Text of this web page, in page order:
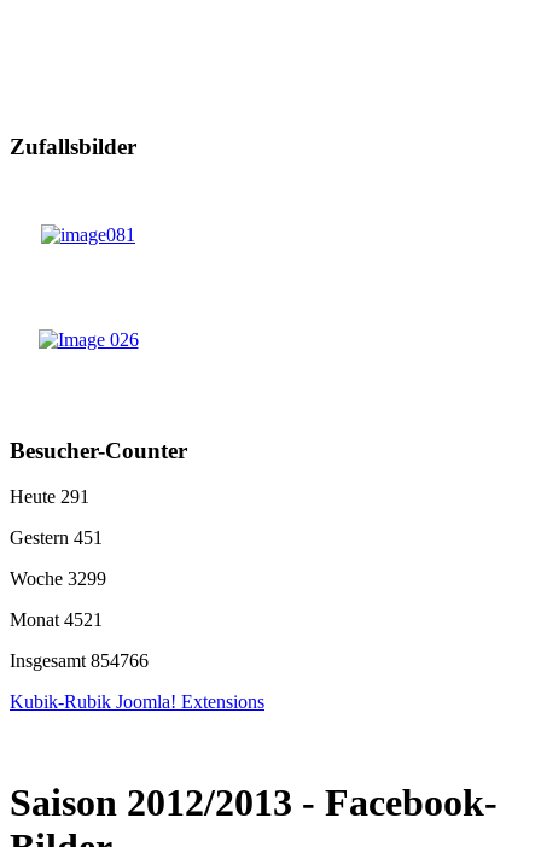
Zufallsbilder
Besucher-Counter
Heute 291
Gestern 451
Woche 3299
Monat 4521
Insgesamt 854766
Kubik-Rubik Joomla! Extensions
Saison 2012/2013 - Facebook-